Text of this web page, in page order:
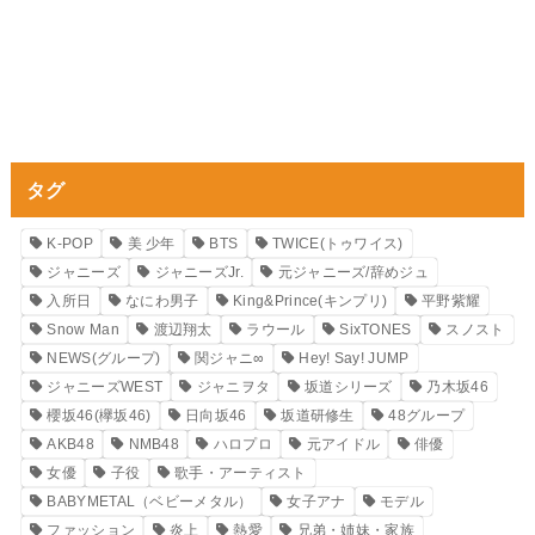
タグ
K-POP 美 少年 BTS
TWICE(トゥワイス)
ジャニーズ
ジャニーズJr.
元ジャニーズ/辞めジュ
入所日
なにわ男子 King&Prince(キンプリ)
平野紫耀
Snow Man
渡辺翔太 ラウール SixTONES
スノスト
NEWS(グループ)
関ジャニ∞
Hey! Say! JUMP
ジャニーズWEST
ジャニヲタ 坂道シリーズ
乃木坂46
櫻坂46(欅坂46)
日向坂46 坂道研修生
48グループ
AKB48
NMB48 ハロプロ 元アイドル
俳優
女優
子役
歌手・アーティスト
BABYMETAL（ベビーメタル）
女子アナ
モデル
ファッション
炎上 熱愛 兄弟・姉妹・家族